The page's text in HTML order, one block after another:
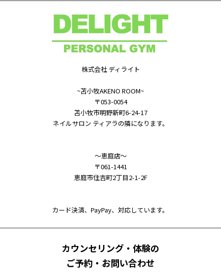
株式会社 ディライト
~苫小牧AKENO ROOM~
〒053-0054
苫小牧市明野新町6-24-17
ネイルサロン ティアラの隣になります。
～恵庭店～
〒061-1441
恵庭市住吉町2丁目2-1-2F
カード決済、PayPay、対応しています。
カウンセリング・体験の
ご予約・お問い合わせ